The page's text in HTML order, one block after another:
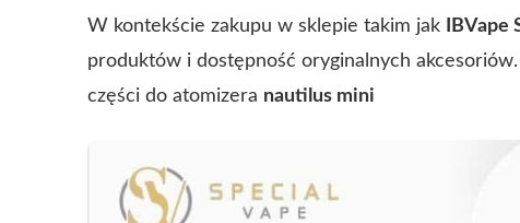
W kontekście zakupu w sklepie takim jak IBVape
produktów i dostępność oryginalnych
części do atomizera nautilus mini